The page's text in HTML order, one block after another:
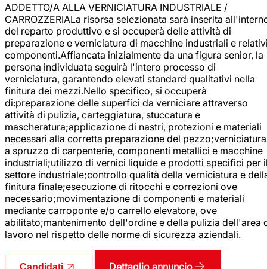
ADDETTO/A ALLA VERNICIATURA INDUSTRIALE /
CARROZZERIALa risorsa selezionata sarà inserita
del reparto produttivo e si occuperà delle attività di
preparazione e verniciatura di macchine industriali e
componenti.Affiancata inizialmente da una figura senior, la
persona individuata seguirà l'intero processo di
verniciatura, garantendo elevati standard qualitativi nella
finitura dei mezzi.Nello specifico, si occuperà
di:preparazione delle superfici da verniciare attraverso
attività di pulizia, carteggiatura, stuccatura e
mascheratura;applicazione di nastri, protezioni e materiali
necessari alla corretta preparazione del pezzo;verniciatura
a spruzzo di carpenterie, componenti metallici e macchine
industriali;utilizzo di vernici liquide e prodotti specifici per
settore industriale;controllo qualità della verniciatura e
finitura finale;esecuzione di ritocchi e correzioni ove
necessario;movimentazione di componenti e materiali
mediante carroponte e/o carrello elevatore, ove
abilitato;mantenimento dell'ordine e della pulizia dell'area
lavoro nel rispetto delle norme di sicurezza aziendali.
Candidati Dettaglio annuncio